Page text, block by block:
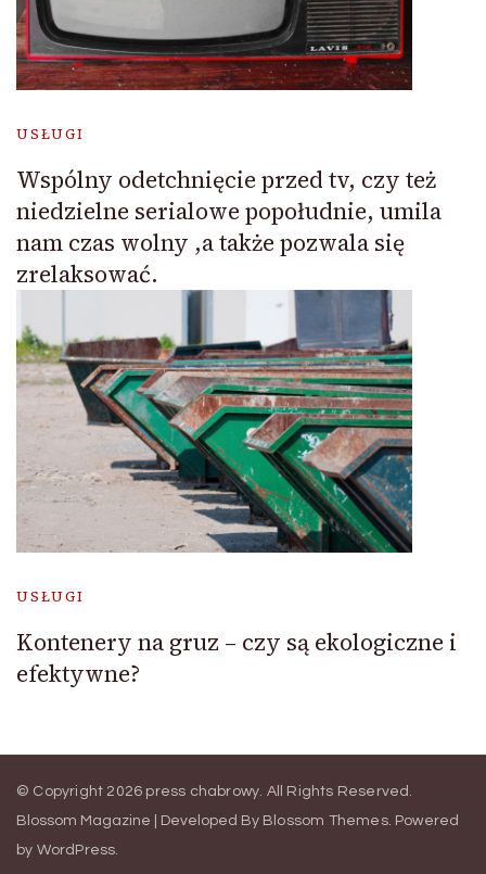
USŁUGI
Wspólny odetchnięcie przed tv, czy też
niedzielne serialowe popołudnie, umila
nam czas wolny ,a także pozwala się
zrelaksować.
USŁUGI
Kontenery na gruz – czy są ekologiczne i
efektywne?
© Copyright 2026 press chabrowy. All Rights Reserved.
Blossom Magazine | Developed By Blossom Themes. Powered
by WordPress.